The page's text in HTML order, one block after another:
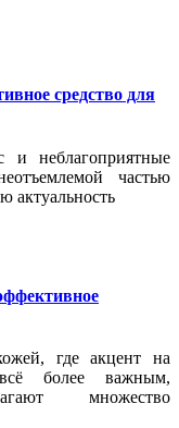
средство для
и неблагоприятные
частью
актуальность
где акцент на
более важным,
множество